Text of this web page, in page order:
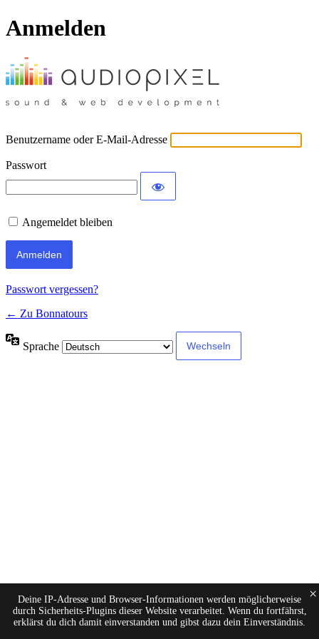
Anmelden
Benutzername oder E-Mail-Adresse
Passwort
Angemeldet bleiben
Passwort vergessen?
← Zu Bonnatours
Sprache
Deine IP-Adresse und Browser-Informationen werden möglicherweise
durch Sicherheits-Plugins dieser Website verarbeitet. Wenn du fortfährst,
erklärst du dich damit einverstanden und gibst dazu dein Einverständnis.
×